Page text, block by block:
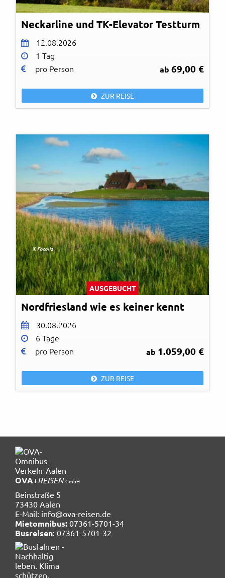
Neckarline und TK-Elevator Testturm
12.08.2026
1 Tag
pro Person
ab 69,00 €
ZUR REISE
© Fotolia
AUSGEBUCHT
Nordfriesland wie es keiner kennt
30.08.2026
6 Tage
pro Person
ab 1.059,00 €
ZUR REISE
OVA+REISEN GmbH
Beinstraße 5
73430 Aalen
E-Mail: info@ova-reisen.de
Mietomnibus: 07361-5701-34
Busreisen: 07361-5701-32